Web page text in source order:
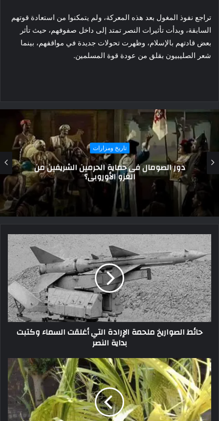
تراجع نفوذ المغول بعد هذه المعركة، ولم يتمكنوا من استعادة قوتهم
السابقة، وبدأت تأثيرات النصر تمتد إلى داخل صفوفهم، حيث تأثر
بعض قادتهم بالإسلام، وظهرت تحولات جديدة في مواقفهم، بينما
شعر الصليبيون بقلق من عودة قوة المسلمين.
تاريخ ومزارات
أبطال الرمال… بدو مطروح في ملحمة أكتوبر
حائط الصواريخ ملحمة الإرادة التي أغلقت السماء وكتبت
بداية النصر